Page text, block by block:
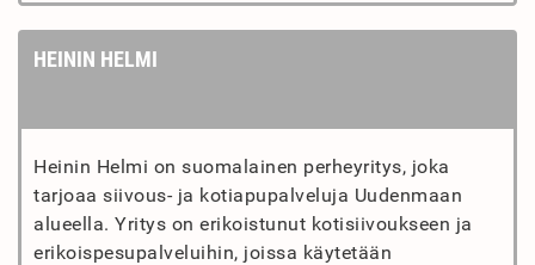
HEININ HELMI
Heinin Helmi on suomalainen perheyritys, joka
tarjoaa siivous- ja kotiapupalveluja Uudenmaan
alueella. Yritys on erikoistunut kotisiivoukseen ja
erikoispesupalveluihin, joissa käytetään